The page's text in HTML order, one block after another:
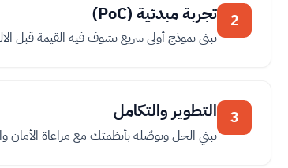
2 تجربة مبدئية (PoC)
نبني نموذج أولي سريع تشوف فيه القيمة قبل
3 التطوير والتكامل
نبني الحل ونوصّله بأنظمتك مع مراعاة